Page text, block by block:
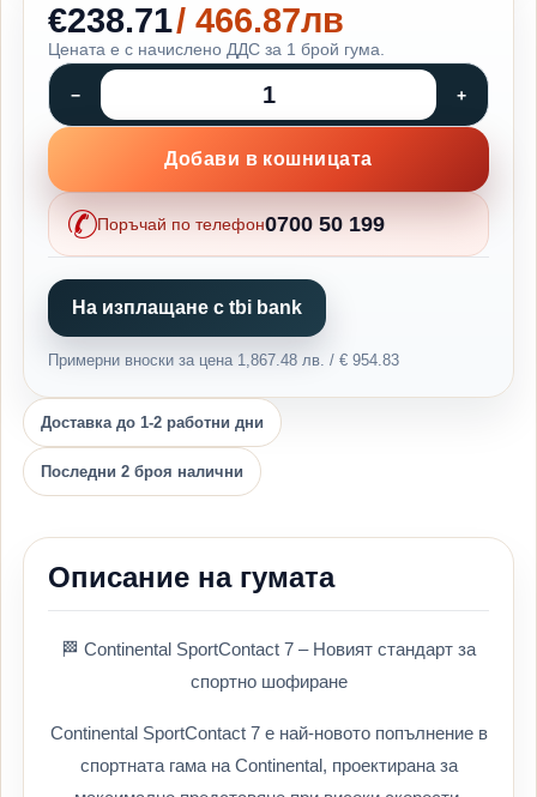
€238.71/ 466.87лв
Цената е с начислено ДДС за 1 брой гума.
Добави в кошницата
Поръчай по телефон0700 50 199
На изплащане с tbi bank
Примерни вноски за цена 1,867.48 лв. / € 954.83
Доставка до 1-2 работни дни
Последни 2 броя налични
Описание на гумата
🏁 Continental SportContact 7 – Новият стандарт за
спортно шофиране
Continental SportContact 7 е най-новото попълнение в
спортната гама на Continental, проектирана за